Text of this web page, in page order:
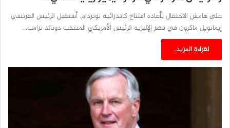
على هامش الاحتفال بأعاده افتتاح كاتدرائية نوتردام، أستقبل الرئيس الفرنسي
إيمانويل ماكرون في قصر الإليزيه الرئيس الأمريكي المنتخب دونالد ترامب،…
لقراءة المزيد..